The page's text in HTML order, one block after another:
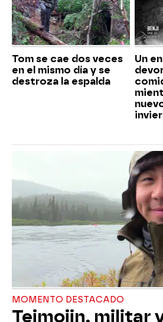
Tom se cae dos veces
en el mismo día y se
destroza la espalda
Un
MOMENTO DESTACADO
Teimojin, militar